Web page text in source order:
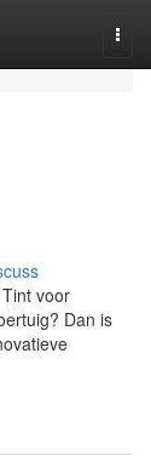
voor
Dan is